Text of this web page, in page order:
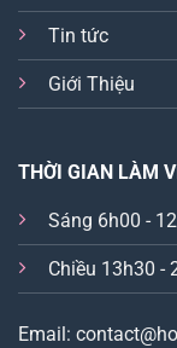
Tin tức
Giới Thiệu
THỜI GIAN LÀM
Sáng 6h00 -
Chiều 13h30 -
Email: